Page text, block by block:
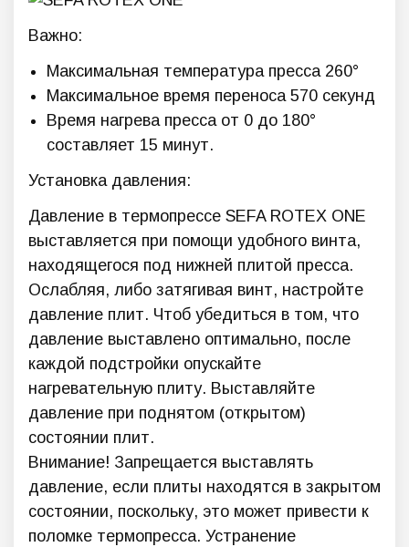
Важно:
Максимальная температура пресса 260°
Максимальное время переноса 570 секунд
Время нагрева пресса от 0 до 180°
составляет 15 минут.
Установка давления:
Давление в термопрессе SEFA ROTEX ONE
выставляется при помощи удобного винта,
находящегося под нижней плитой пресса.
Ослабляя, либо затягивая винт, настройте
давление плит. Чтоб убедиться в том, что
давление выставлено оптимально, после
каждой подстройки опускайте
нагревательную плиту. Выставляйте
давление при поднятом (открытом)
состоянии плит.
Внимание! Запрещается выставлять
давление, если плиты находятся в закрытом
состоянии, поскольку, это может привести к
поломке термопресса. Устранение